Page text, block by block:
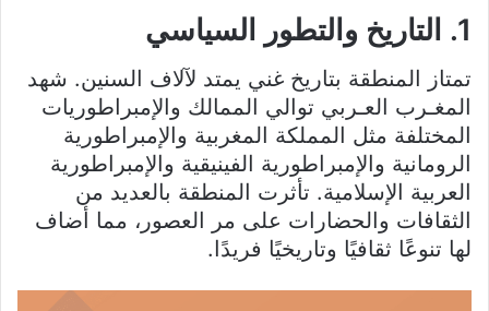
1. التاريخ والتطور السياسي
تمتاز المنطقة بتاريخ غني يمتد لآلاف السنين. شهد
المغـرب العـربي توالي الممالك والإمبراطوريات
المختلفة مثل المملكة المغربية والإمبراطورية
الرومانية والإمبراطورية الفينيقية والإمبراطورية
العربية الإسلامية. تأثرت المنطقة بالعديد من
الثقافات والحضارات على مر العصور، مما أضاف
لها تنوعًا ثقافيًا وتاريخيًا فريدًا.